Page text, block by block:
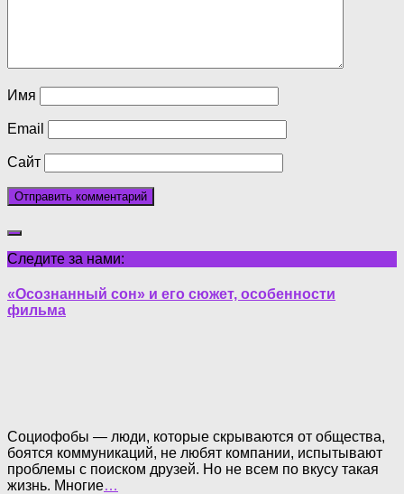
Имя
Email
Сайт
Следите за нами:
«Осознанный сон» и его сюжет, особенности
фильма
Социофобы — люди, которые скрываются от общества,
боятся коммуникаций, не любят компании, испытывают
проблемы с поиском друзей. Но не всем по вкусу такая
жизнь. Многие…